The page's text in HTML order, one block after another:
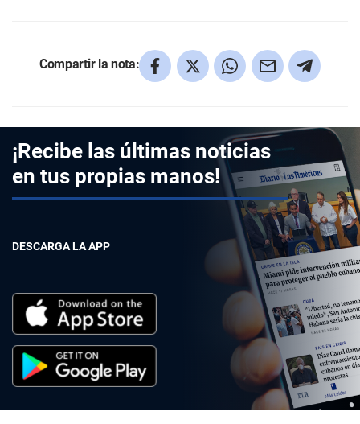
Compartir la nota:
¡Recibe las últimas noticias
en tus propias manos!
DESCARGA LA APP